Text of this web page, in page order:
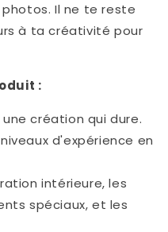
Il ne te reste
à ta créativité pour
:
création qui dure.
d'expérience en
intérieure, les
spéciaux, et les